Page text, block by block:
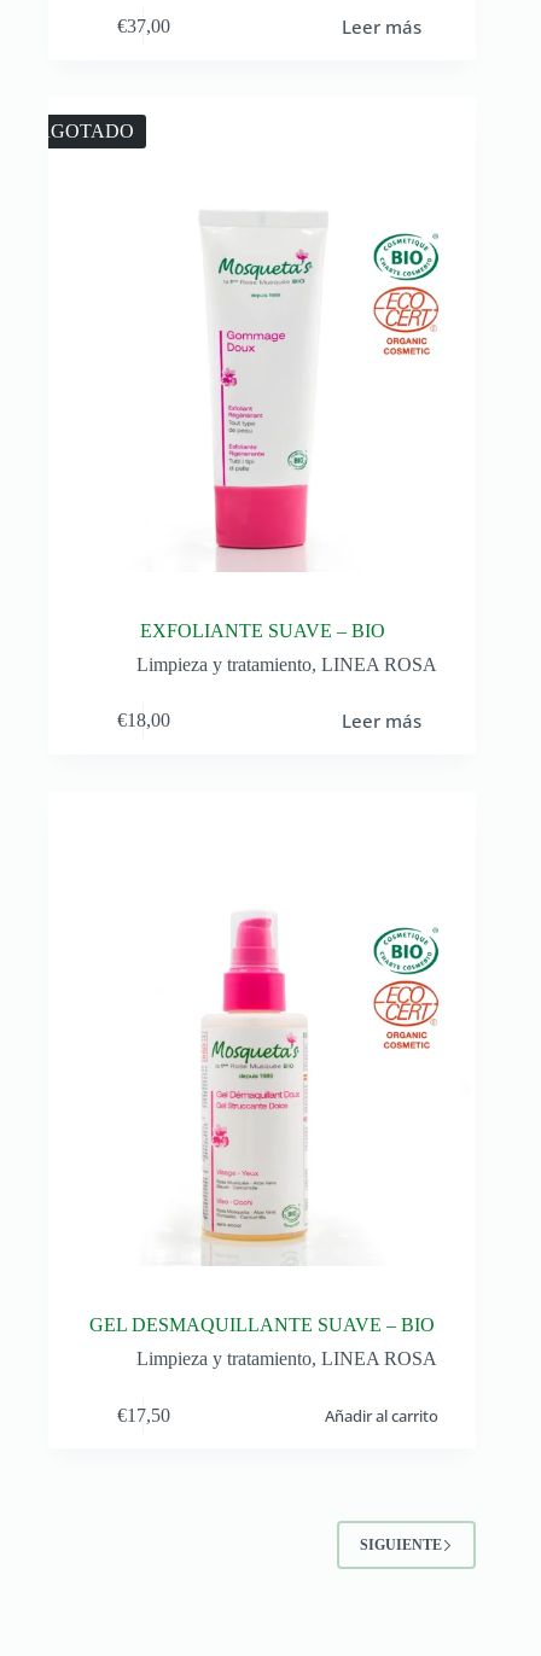
€37,00 Leer más
AGOTADO
EXFOLIANTE SUAVE – BIO
Limpieza y tratamiento, LINEA ROSA
€18,00 Leer más
GEL DESMAQUILLANTE SUAVE – BIO
Limpieza y tratamiento, LINEA ROSA
€17,50 Añadir al carrito
SIGUIENTE